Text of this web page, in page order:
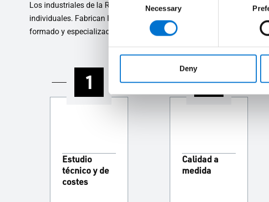
Selection
Necessary
Deny
Los industriales de la Red Aluminier TECHNAL son empresas
individuales. Fabrican los sistemas de carpintería de aluminio a
formado y especializado te ayudará en todas las fases del proyecto,
1
Estudio
técnico y de
costes
2
Calidad a
medida